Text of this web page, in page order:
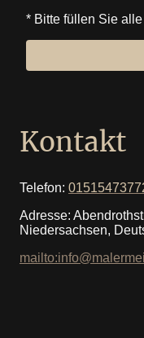
* Bitte füllen Sie
Kontakt
Telefon:
Adresse:
Niedersachsen,